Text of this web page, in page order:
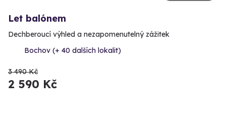
Let balónem
Dechberoucí výhled a nezapomenutelný zážitek
Bochov (+ 40 dalších lokalit)
3 490 Kč
2 590 Kč